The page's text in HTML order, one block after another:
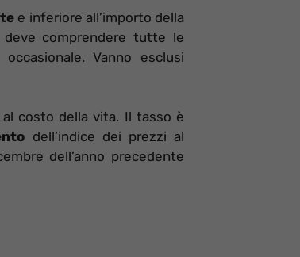
e inferiore all’importo della
deve comprendere tutte le
Vanno esclusi
costo della vita. Il tasso è
dell’indice dei prezzi al
dell’anno precedente